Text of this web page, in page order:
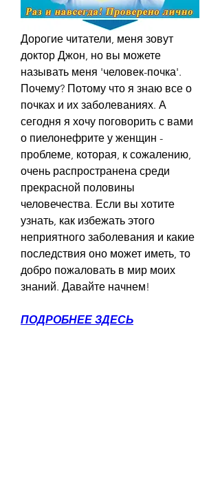
Дорогие читатели, меня зовут
доктор Джон, но вы можете
называть меня 'человек-почка'.
Почему? Потому что я знаю все о
почках и их заболеваниях. А
сегодня я хочу поговорить с вами
о пиелонефрите у женщин -
проблеме, которая, к сожалению,
очень распространена среди
прекрасной половины
человечества. Если вы хотите
узнать, как избежать этого
неприятного заболевания и какие
последствия оно может иметь, то
добро пожаловать в мир моих
знаний. Давайте начнем!
ПОДРОБНЕЕ ЗДЕСЬ